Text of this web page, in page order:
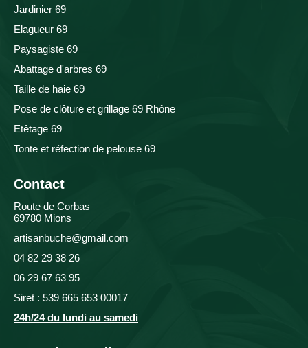
Jardinier 69
Elagueur 69
Paysagiste 69
Abattage d'arbres 69
Taille de haie 69
Pose de clôture et grillage 69 Rhône
Etêtage 69
Tonte et réfection de pelouse 69
Contact
Route de Corbas
69780 Mions
artisanbuche@gmail.com
04 82 29 38 26
06 29 67 63 95
Siret : 539 665 653 00017
24h/24 du lundi au samedi